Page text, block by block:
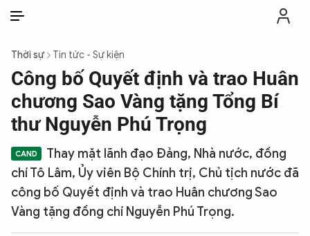
THỜI SỰ
CHỐNG DIỄN BIẾN HÒA BÌNH
CÔNG AN TRONG LÒNG DÂN
XÃ HỘI
Thời sự Tin tức - Sự kiện
Công bố Quyết định và trao Huân
chương Sao Vàng tặng Tổng Bí
thư Nguyễn Phú Trọng
Thay mặt lãnh đạo Đảng, Nhà nước, đồng
chí Tô Lâm, Ủy viên Bộ Chính trị, Chủ tịch nước đã
công bố Quyết định và trao Huân chương Sao
Vàng tặng đồng chí Nguyễn Phú Trọng.